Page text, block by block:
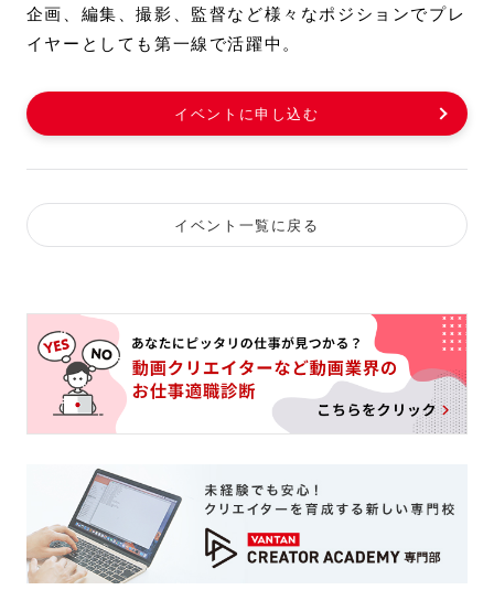
企画、編集、撮影、監督など様々なポジションでプレ
イヤーとしても第一線で活躍中。
イベントに申し込む
イベント一覧に戻る